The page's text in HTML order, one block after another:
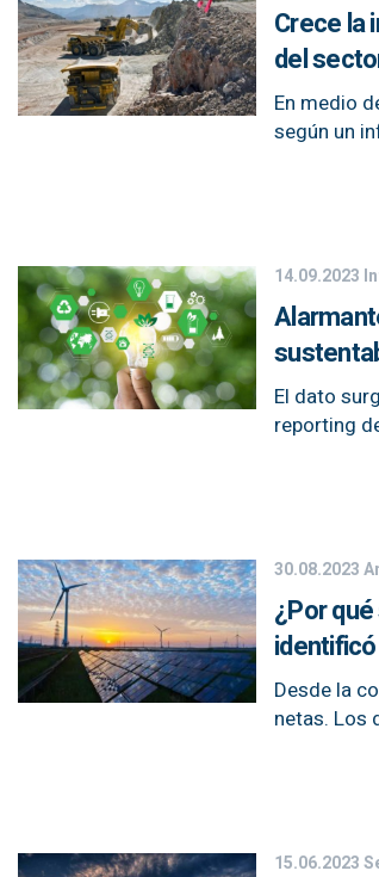
Crece la
del
En medio
según un
14.09.2023
El dato
reporting
30.08.2023
¿Por
Desde la
netas. Los
15.06.2023